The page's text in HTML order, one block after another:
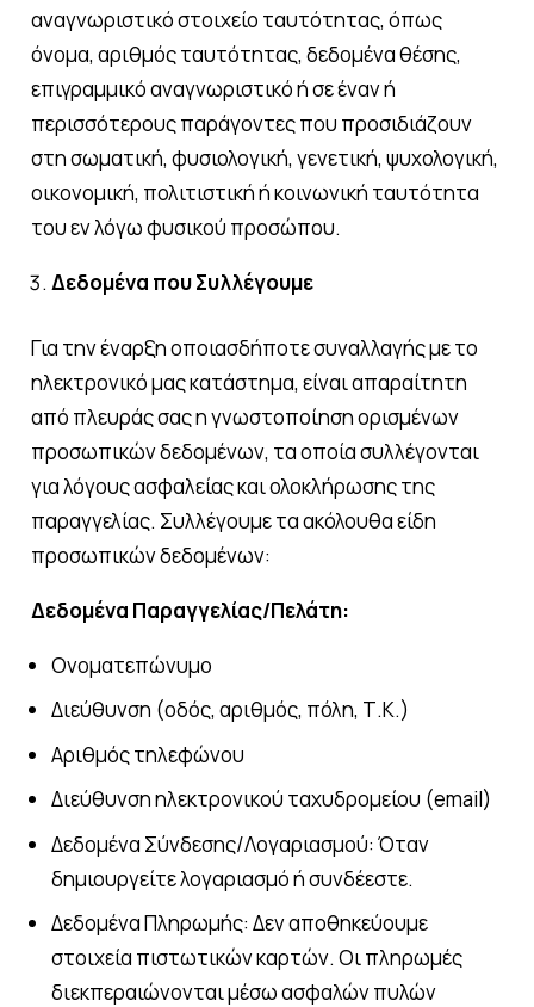
αναγνωριστικό στοιχείο ταυτότητας, όπως
όνομα, αριθμός ταυτότητας, δεδομένα θέσης,
επιγραμμικό αναγνωριστικό ή σε έναν ή
περισσότερους παράγοντες που προσιδιάζουν
στη σωματική, φυσιολογική, γενετική, ψυχολογική,
οικονομική, πολιτιστική ή κοινωνική ταυτότητα
του εν λόγω φυσικού προσώπου.
Δεδομένα που Συλλέγουμε
Για την έναρξη οποιασδήποτε συναλλαγής με το
ηλεκτρονικό μας κατάστημα, είναι απαραίτητη
από πλευράς σας η γνωστοποίηση ορισμένων
προσωπικών δεδομένων, τα οποία συλλέγονται
για λόγους ασφαλείας και ολοκλήρωσης της
παραγγελίας. Συλλέγουμε τα ακόλουθα είδη
προσωπικών δεδομένων:
Δεδομένα Παραγγελίας/Πελάτη:
Ονοματεπώνυμο
Διεύθυνση (οδός, αριθμός, πόλη, Τ.Κ.)
Αριθμός τηλεφώνου
Διεύθυνση ηλεκτρονικού ταχυδρομείου (email)
Δεδομένα Σύνδεσης/Λογαριασμού: Όταν
δημιουργείτε λογαριασμό ή συνδέεστε.
Δεδομένα Πληρωμής: Δεν αποθηκεύουμε
στοιχεία πιστωτικών καρτών. Οι πληρωμές
διεκπεραιώνονται μέσω ασφαλών πυλών